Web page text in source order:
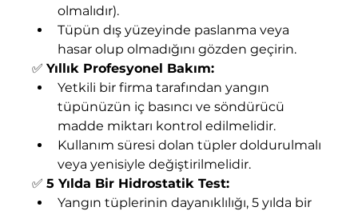
olmalıdır).
Tüpün dış yüzeyinde paslanma veya
hasar olup olmadığını gözden geçirin.
✅ Yıllık Profesyonel Bakım:
Yetkili bir firma tarafından yangın
tüpünüzün iç basıncı ve söndürücü
madde miktarı kontrol edilmelidir.
Kullanım süresi dolan tüpler doldurulmalı
veya yenisiyle değiştirilmelidir.
✅ 5 Yılda Bir Hidrostatik Test:
Yangın tüplerinin dayanıklılığı, 5 yılda bir